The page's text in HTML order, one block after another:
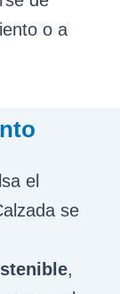
o a
el
se
,